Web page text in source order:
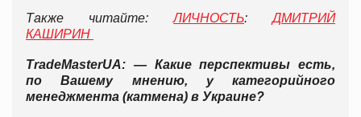
Также читайте:ЛИЧНОСТЬ:ДМИТРИЙ
КАШИРИН
TradeMasterUA: — Какие перспективы есть,
по Вашему мнению, у категорийного
менеджмента (катмена) в Украине?